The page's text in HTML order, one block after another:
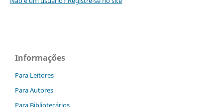
Informações
Para Leitores
Para Autores
Para Bibliotecários